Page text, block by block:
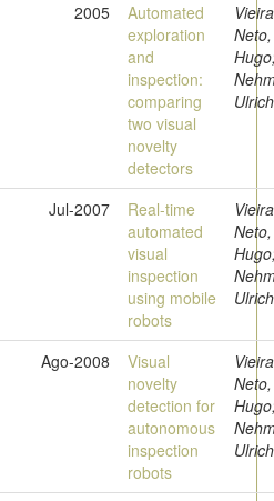
2005
Automated
exploration
and
inspection:
comparing
two visual
novelty
detectors
Vieira
Neto,
Ulrich
Jul-2007
Real-time
automated
visual
inspection
using mobile
robots
Vieira
Neto,
Ulrich
Ago-2008
Visual
novelty
detection for
autonomous
inspection
robots
Vieira
Neto,
Ulrich